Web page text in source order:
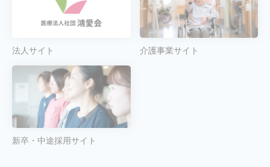
法人サイト 介護事業サイト
新卒・中途採用サイト